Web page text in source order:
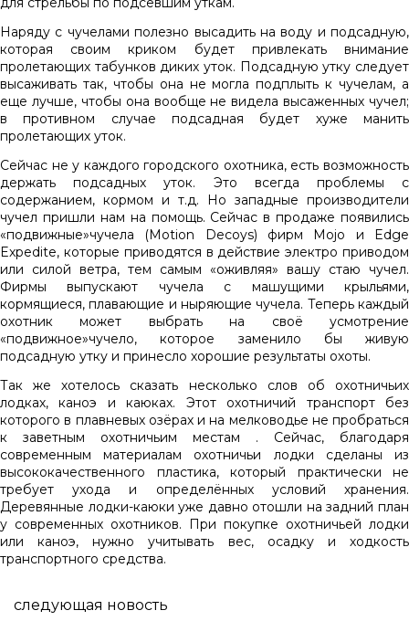
Наряду с чучелами полезно высадить на воду и подсадную,
которая своим криком будет привлекать внимание
пролетающих табунков диких уток. Подсадную утку следует
высаживать так, чтобы она не могла подплыть к чучелам, а
еще лучше, чтобы она вообще не видела высаженных чучел;
в противном случае подсадная будет хуже манить
пролетающих уток.
Сейчас не у каждого городского охотника, есть возможность
держать подсадных уток. Это всегда проблемы с
содержанием, кормом и т.д. Но западные производители
чучел пришли нам на помощь. Сейчас в продаже появились
«подвижные»чучела (Motion Decoys) фирм Mojo и Edge
Expedite, которые приводятся в действие электро приводом
или силой ветра, тем самым «оживляя» вашу стаю чучел.
Фирмы выпускают чучела с машущими крыльями,
кормящиеся, плавающие и ныряющие чучела. Теперь каждый
охотник может выбрать на своё усмотрение
«подвижное»чучело, которое заменило бы живую
подсадную утку и принесло хорошие результаты охоты.
Так же хотелось сказать несколько слов об охотничьих
лодках, каноэ и каюках. Этот охотничий транспорт без
которого в плавневых озёрах и на мелководье не пробраться
к заветным охотничьим местам . Сейчас, благодаря
современным материалам охотничьи лодки сделаны из
высококачественного пластика, который практически не
требует ухода и определённых условий хранения.
Деревянные лодки-каюки уже давно отошли на задний план
у современных охотников. При покупке охотничьей лодки
или каноэ, нужно учитывать вес, осадку и ходкость
транспортного средства.
следующая новость